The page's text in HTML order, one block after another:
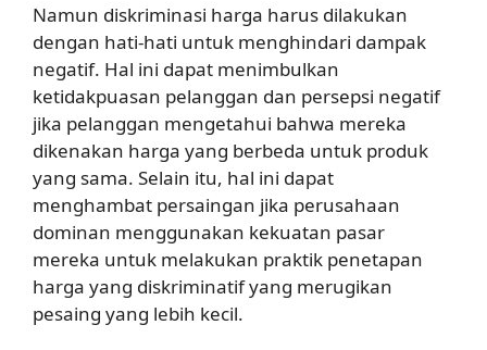
Namun diskriminasi harga harus dilakukan
dengan hati-hati untuk menghindari dampak
negatif. Hal ini dapat menimbulkan
ketidakpuasan pelanggan dan persepsi negatif
jika pelanggan mengetahui bahwa mereka
dikenakan harga yang berbeda untuk produk
yang sama. Selain itu, hal ini dapat
menghambat persaingan jika perusahaan
dominan menggunakan kekuatan pasar
mereka untuk melakukan praktik penetapan
harga yang diskriminatif yang merugikan
pesaing yang lebih kecil.